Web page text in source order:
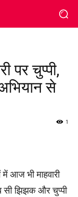
पर चुप्पी,
से
1
आज भी माहवारी
सी झिझक और चुप्पी